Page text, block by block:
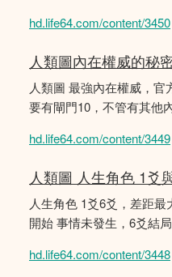
hd.life64.com/content/3450
人類圖內在權威的秘
人類圖 最強內在權威，官
要有閘門10，不管有其他
hd.life64.com/content/3449
人類圖 人生角色 1爻
人生角色 1爻6爻，差距
開始 事情未發生，6爻結局
hd.life64.com/content/3448